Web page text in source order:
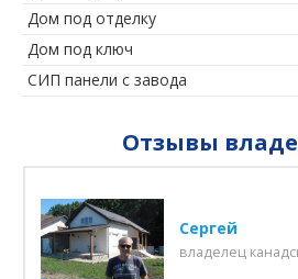
Дом под отделку
Дом под ключ
СИП панели с завода
Отзывы
Сергей
владелец